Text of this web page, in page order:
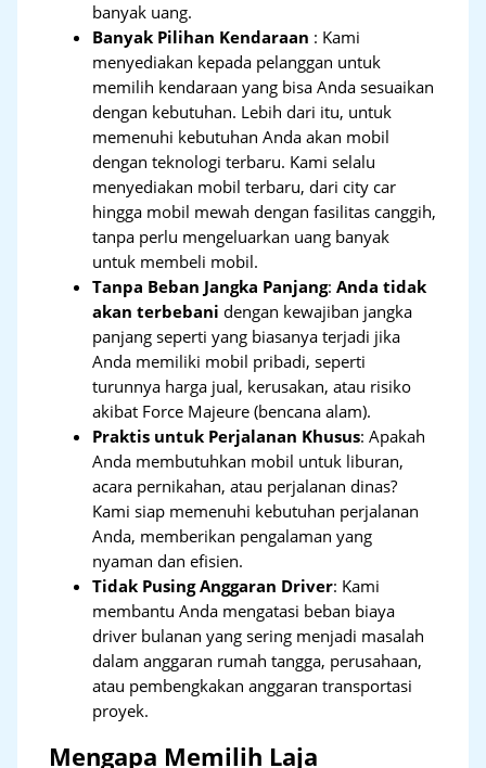
banyak uang.
Banyak Pilihan Kendaraan : Kami
menyediakan kepada pelanggan untuk
memilih kendaraan yang bisa Anda sesuaikan
dengan kebutuhan. Lebih dari itu, untuk
memenuhi kebutuhan Anda akan mobil
dengan teknologi terbaru. Kami selalu
menyediakan mobil terbaru, dari city car
hingga mobil mewah dengan fasilitas canggih,
tanpa perlu mengeluarkan uang banyak
untuk membeli mobil.
Tanpa Beban Jangka Panjang:Anda tidak
akan terbebani dengan kewajiban jangka
panjang seperti yang biasanya terjadi jika
Anda memiliki mobil pribadi, seperti
turunnya harga jual, kerusakan, atau risiko
akibat Force Majeure (bencana alam).
Praktis untuk Perjalanan Khusus: Apakah
Anda membutuhkan mobil untuk liburan,
acara pernikahan, atau perjalanan dinas?
Kami siap memenuhi kebutuhan perjalanan
Anda, memberikan pengalaman yang
nyaman dan efisien.
Tidak Pusing Anggaran Driver: Kami
membantu Anda mengatasi beban biaya
driver bulanan yang sering menjadi masalah
dalam anggaran rumah tangga, perusahaan,
atau pembengkakan anggaran transportasi
proyek.
Mengapa Memilih Laja